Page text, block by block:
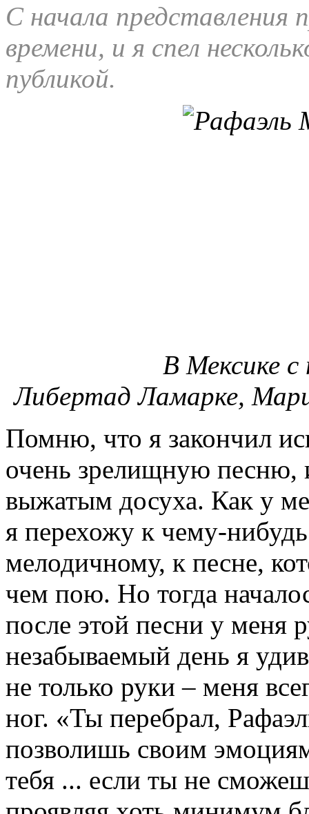
С начала представления
времени, и я спел
публикой.
В Мексике
Либертад Ламарке,
Помню, что я закончил
очень зрелищную песню,
выжатым досуха. Как у
я перехожу к чему-
мелодичному, к песне,
чем пою. Но тогда
после этой песни у меня
незабываемый день я
не только руки – меня
ног. «Ты перебрал,
позволишь своим
тебя ... если ты не